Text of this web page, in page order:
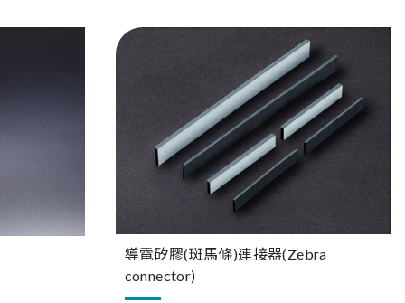
導電矽膠(斑馬條)連接器(Zebra
connector)